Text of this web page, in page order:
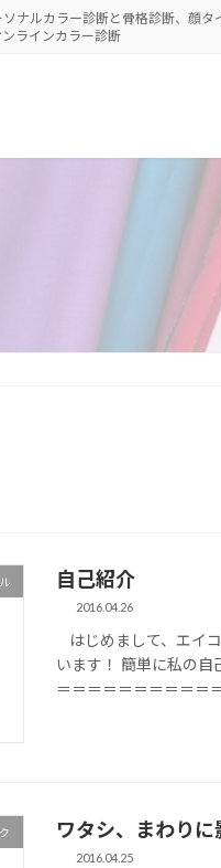
ナルカラー診断と骨格診断、顔
ラインカラー診断
自己紹介
2016.04.26
はじめまして、エイ
います！ 簡単に私の自
＝＝＝＝＝＝＝＝＝
ワタシ、まわり
2016.04.25